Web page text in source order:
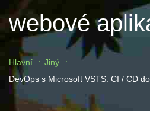
webové
Hlavní
Jiný
DevOps s Microsoft VSTS: CI / CD